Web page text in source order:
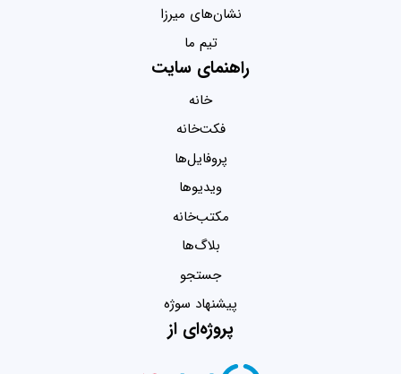
نشان‌های میرزا
تیم ما
راهنمای سایت
خانه
فکت‌خانه
پروفایل‌ها
ویدیو‌ها
مکتب‌خانه
بلاگ‌ها
جستجو
پیشنهاد سوژه
پروژه‌ای از